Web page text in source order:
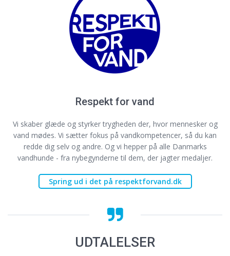
Respekt for vand
Vi skaber glæde og styrker trygheden der, hvor mennesker og
vand mødes. Vi sætter fokus på vandkompetencer, så du kan
redde dig selv og andre. Og vi hepper på alle Danmarks
vandhunde - fra nybegynderne til dem, der jagter medaljer.
Spring ud i det på respektforvand.dk
UDTALELSER